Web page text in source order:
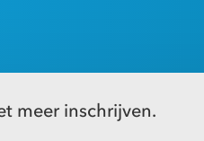
meer inschrijven.